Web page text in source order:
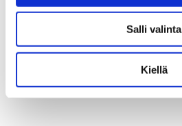
Salli valinta
Kiellä
Vapaavalintainen lahjoitussumma